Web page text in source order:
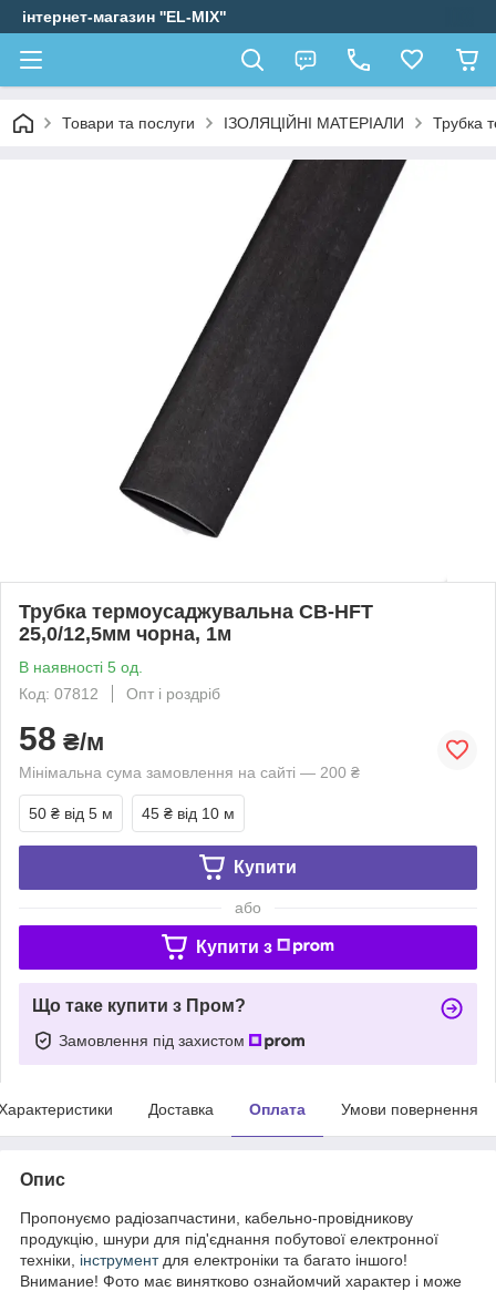
інтернет-магазин ''EL-MIX"
Товари та послуги ІЗОЛЯЦІЙНІ МАТЕРІАЛИ Трубка
Трубка термоусаджувальна CB-HFT
25,0/12,5мм чорна, 1м
В наявності 5 од.
Код: 07812
Опт і роздріб
58 ₴/м
Мінімальна сума замовлення на сайті — 200 ₴
50 ₴ від 5 м 45 ₴ від 10 м
Купити
або
Купити з
Що таке купити з Пром?
Замовлення під захистом
Доставка Оплата Умови повернення
Опис
Пропонуємо радіозапчастини, кабельно-провідникову
продукцію, шнури для під'єднання побутової електронної
техніки, інструментдля електроніки та багато іншого!
Внимание! Фото має винятково ознайомчий характер і може